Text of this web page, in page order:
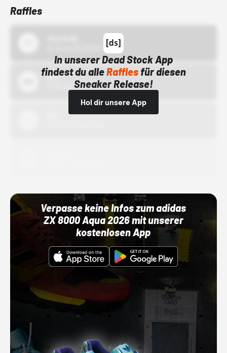
Raffles
In unserer Dead Stock App
findest du alleRafflesfür diesen
Sneaker Release!
Hol dir unsere App
Bstn
01.10.22 00:00 Uhr
Verpasse keine Infos zum adidas
ZX 8000 Aqua 2026 mit unserer
kostenlosen App